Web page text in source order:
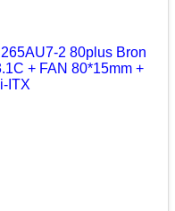
2 80plus Bron
+ FAN 80*15mm +
ITX